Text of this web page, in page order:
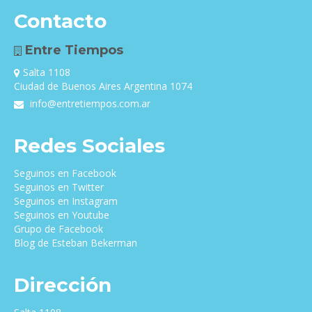
Contacto
Entre Tiempos
Salta 1108
Ciudad de Buenos Aires Argentina 1074
info@entretiempos.com.ar
Redes Sociales
Seguinos en Facebook
Seguinos en Twitter
Seguinos en Instagram
Seguinos en Youtube
Grupo de Facebook
Blog de Esteban Bekerman
Dirección